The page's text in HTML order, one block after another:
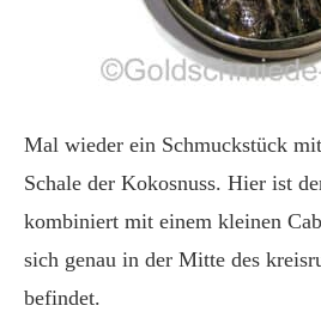
Mal wieder ein Schmuckstück
Schale der Kokosnuss. Hier ist
kombiniert mit einem kleinen
sich genau in der Mitte des
befindet.